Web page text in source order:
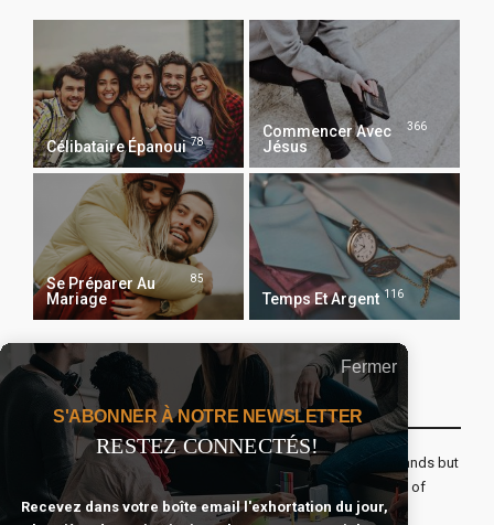
Célibataire Épanoui 78
Commencer Avec
Jésus
366
Se Préparer Au
Mariage
85
Temps Et Argent 116
Recevoir Notre Newsletter Chaque Matin
The real voyage of discovery consists not in seeking new lands but
seeing with new eyes. All journeys have secret destinations of
which the traveler is unaware.
Fermer
S'ABONNER À NOTRE NEWSLETTER
RESTEZ CONNECTÉS!
Recevez dans votre boîte email l'exhortation du jour,